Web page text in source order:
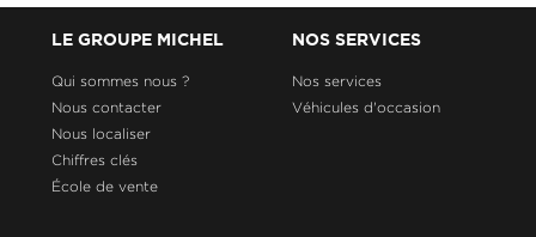
LE GROUPE MICHEL
Qui sommes nous ?
Nous contacter
Nous localiser
Chiffres clés
École de vente
NOS SERVICES
Nos services
Véhicules d'occasion